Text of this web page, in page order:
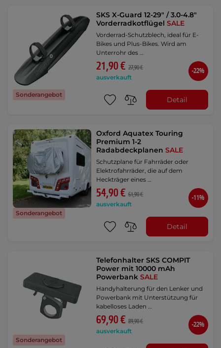
Sonderangebot
SKS X-Guard 12-29" / 3.0-4.8"
VorderradkotflügelSALE
Vorderrad-Schutzblech, ideal für E-
Bikes und Plus-Bikes. Wird am
Unterrohr des …
21,90 € 27,90 €
ausverkauft
-22%
Detail
Sonderangebot
Oxford Aquatex Touring
Premium 1-2
RadabdeckplanenSALE
Schutzplane für Fahrräder oder
Elektrofahrräder, die auf dem
Heckträger eines …
54,90 € 61,90 €
ausverkauft
-11%
Detail
Sonderangebot
Telefonhalter SKS COMPIT
Power mit 10000 mAh
PowerbankSALE
Handyhalterung für den Lenker und
Powerbank mit Unterstützung für
kabelloses Laden …
69,90 € 89,90 €
ausverkauft
-22%